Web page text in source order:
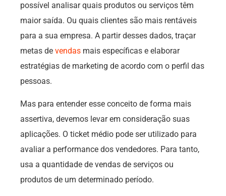
possível analisar quais produtos ou serviços têm
maior saída. Ou quais clientes são mais rentáveis
para a sua empresa. A partir desses dados, traçar
metas de vendas mais específicas e elaborar
estratégias de marketing de acordo com o perfil das
pessoas.
Mas para entender esse conceito de forma mais
assertiva, devemos levar em consideração suas
aplicações. O ticket médio pode ser utilizado para
avaliar a performance dos vendedores. Para tanto,
usa a quantidade de vendas de serviços ou
produtos de um determinado período.